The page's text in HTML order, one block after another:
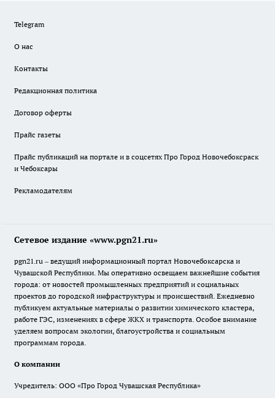
Telegram
О нас
Контакты
Редакционная политика
Договор оферты
Прайс газеты
Прайс публикаций на портале и в соцсетях Про Город Новочебоксраск
и Чебоксары
Рекламодателям
Сетевое издание «www.pgn21.ru»
pgn21.ru – ведущий информационный портал Новочебоксарска и
Чувашской Республики. Мы оперативно освещаем важнейшие события
города: от новостей промышленных предприятий и социальных
проектов до городской инфраструктуры и происшествий. Ежедневно
публикуем актуальные материалы о развитии химического кластера,
работе ГЭС, изменениях в сфере ЖКХ и транспорта. Особое внимание
уделяем вопросам экологии, благоустройства и социальным
программам города.
О компании
Учредитель: ООО «Про Город Чувашская Республика»